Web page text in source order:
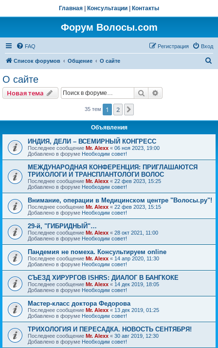
Главная Консультации Контакты
Форум Волосы.com
FAQ Вход
Регистрация
Список форумов Общение О сайте
О сайте
Новая тема Поиск
35 тем 1 2
Объявления
ИНДИЯ, ДЕЛИ – ВСЕМИРНЫЙ КОНГРЕСС
Последнее сообщение Mr. Alexx « 06 ноя 2023, 19:00
Добавлено в форуме Необходим совет!
МЕЖДУНАРОДНАЯ КОНФЕРЕНЦИЯ: ПРИГЛАШАЮТСЯ
ТРИХОЛОГИ И ТРАНСПЛАНТОЛОГИ ВОЛОС
Последнее сообщение Mr. Alexx « 22 фев 2023, 15:25
Добавлено в форуме Необходим совет!
Внимание, операции в Медицинском центре "Волосы.ру"!
Последнее сообщение Mr. Alexx « 22 фев 2023, 15:15
Добавлено в форуме Необходим совет!
29-й, "ГИБРИДНЫЙ"…
Последнее сообщение Mr. Alexx « 28 окт 2021, 11:00
Добавлено в форуме Необходим совет!
Пандемия не помеха. Консультируем online
Последнее сообщение Mr. Alexx « 14 апр 2020, 11:30
Добавлено в форуме Необходим совет!
СЪЕЗД ХИРУРГОВ ISHRS: ДИАЛОГ В БАНГКОКЕ
Последнее сообщение Mr. Alexx « 14 дек 2019, 18:05
Добавлено в форуме Необходим совет!
Мастер-класс доктора Федорова
Последнее сообщение Mr. Alexx « 13 дек 2019, 01:25
Добавлено в форуме Необходим совет!
ТРИХОЛОГИЯ И ПЕРЕСАДКА. НОВОСТЬ СЕНТЯБРЯ!
Последнее сообщение Mr. Alexx « 30 авг 2019, 12:30
Добавлено в форуме Необходим совет!